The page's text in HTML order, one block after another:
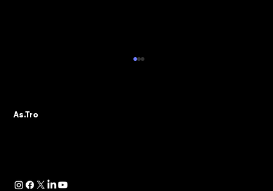
Determinazione Direttoriale di ADM, con la
As.Tro